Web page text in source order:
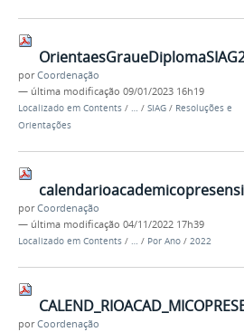
porCoordenação
— última modificação 09/01/2023 16h19
Localizado em Contents / … / SIAG / Resoluções e
Orientações
porCoordenação
— última modificação 04/11/2022 17h39
Localizado em Contents / … / Por Ano / 2022
porCoordenação